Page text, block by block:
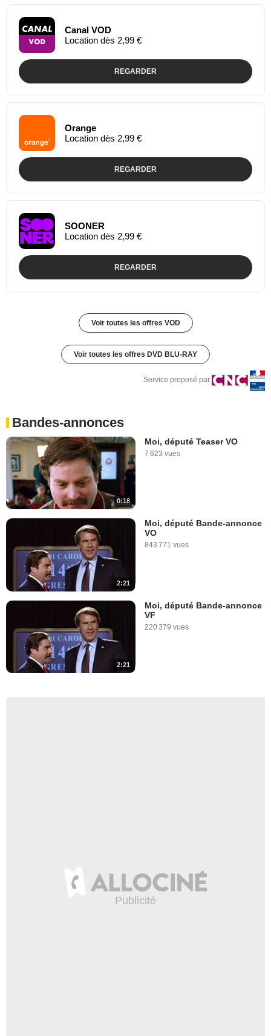
Canal VOD
Location dès 2,99 €
REGARDER
Orange
Location dès 2,99 €
REGARDER
SOONER
Location dès 2,99 €
REGARDER
Voir toutes les offres VOD
Voir toutes les offres DVD BLU-RAY
Service proposé par
Bandes-annonces
0:18
Moi, député Teaser VO
7 623 vues
2:21
Moi, député Bande-annonce
VO
843 771 vues
2:21
Moi, député Bande-annonce
VF
220 379 vues